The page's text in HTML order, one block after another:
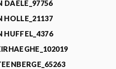
DAELE_97756
HOLLE_21137
HUFFEL_4376